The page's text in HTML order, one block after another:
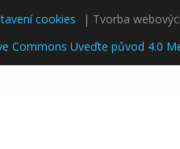
cookies | Tvorba
Commons Uveďte původ 4.0